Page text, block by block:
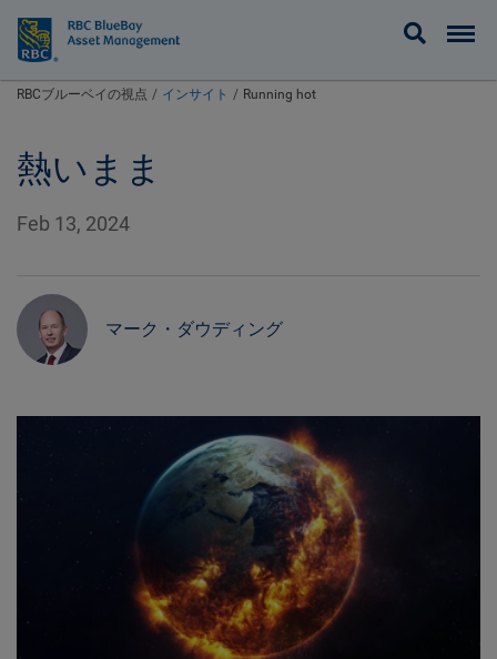
BlueBay
RBCブルーベイの視点 インサイト Running hot
熱いまま
Feb 13, 2024
マーク・ダウディング